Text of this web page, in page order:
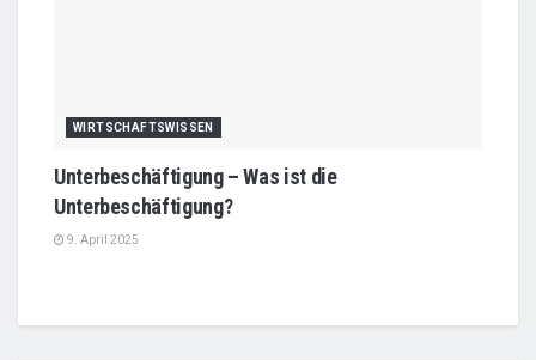
WIRTSCHAFTSWISSEN
Unterbeschäftigung – Was ist die
Unterbeschäftigung?
9. April 2025